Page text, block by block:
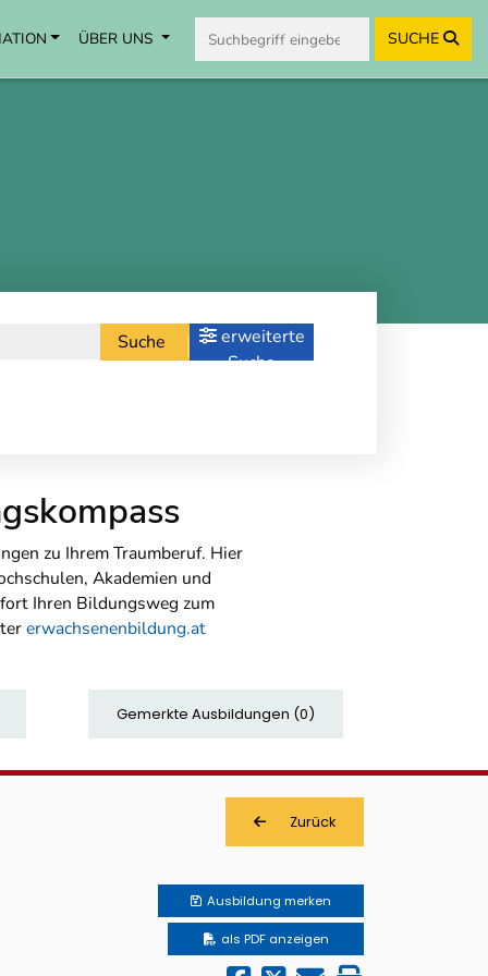
ÜBER UNS SUCHE
Suche
erweiterte
Suche
zu Ihrem Traumberuf. Hier
Akademien und
Ihren Bildungsweg zum
erwachsenenbildung.at
Gemerkte Ausbildungen (0)
Zurück
Ausbildung merken
als PDF anzeigen